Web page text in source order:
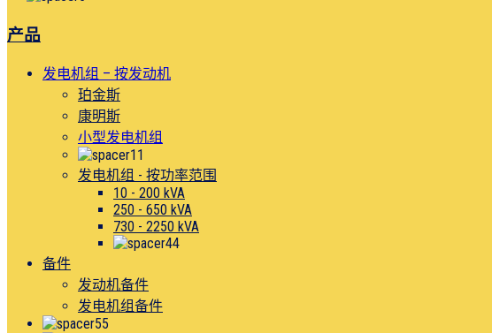
产品
发电机组 – 按发动机
珀金斯
康明斯
小型发电机组
发电机组 - 按功率范围
10 - 200 kVA
250 - 650 kVA
730 - 2250 kVA
备件
发动机备件
发电机组备件